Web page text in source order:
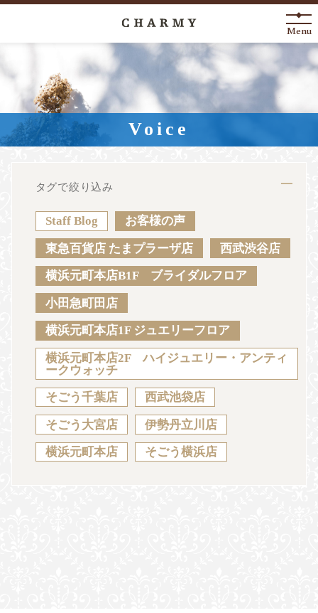
New Arrival
About
Engagement Ring
Anniversary
News Blog
Sustainability Voice Catalog
JA EN CH KO
Menu
Voice
タグで絞り込み
Staff Blog お客様の声
東急百貨店 たまプラーザ店 西武渋谷店
横浜元町本店B1F ブライダルフロア
小田急町田店
横浜元町本店1F ジュエリーフロア
横浜元町本店2F ハイジュエリー・アンティ
ークウォッチ
そごう千葉店 西武池袋店
そごう大宮店 伊勢丹立川店
横浜元町本店 そごう横浜店